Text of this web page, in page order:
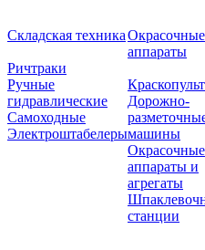
Складская техника
Ричтраки
Ручные
гидравлические
Самоходные
Электроштабелеры
Окрасочные
аппараты
Дорожно-
машины
Окрасочные
аппараты и
агрегаты
станции